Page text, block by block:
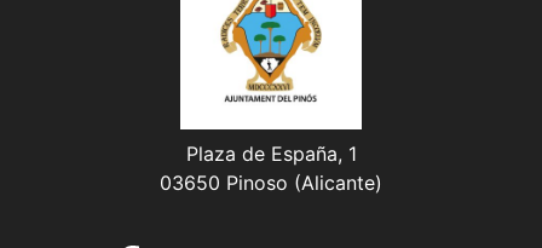
Plaza de España, 1
03650 Pinoso (Alicante)